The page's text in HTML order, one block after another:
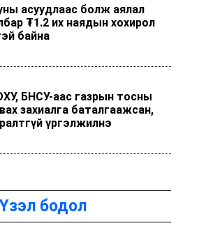
асуудлаас болж аялал
₮1.2 их наядын хохирол
байна
БНСУ-аас газрын тосны
захиалга баталгаажсан,
үргэлжилнэ
бодол